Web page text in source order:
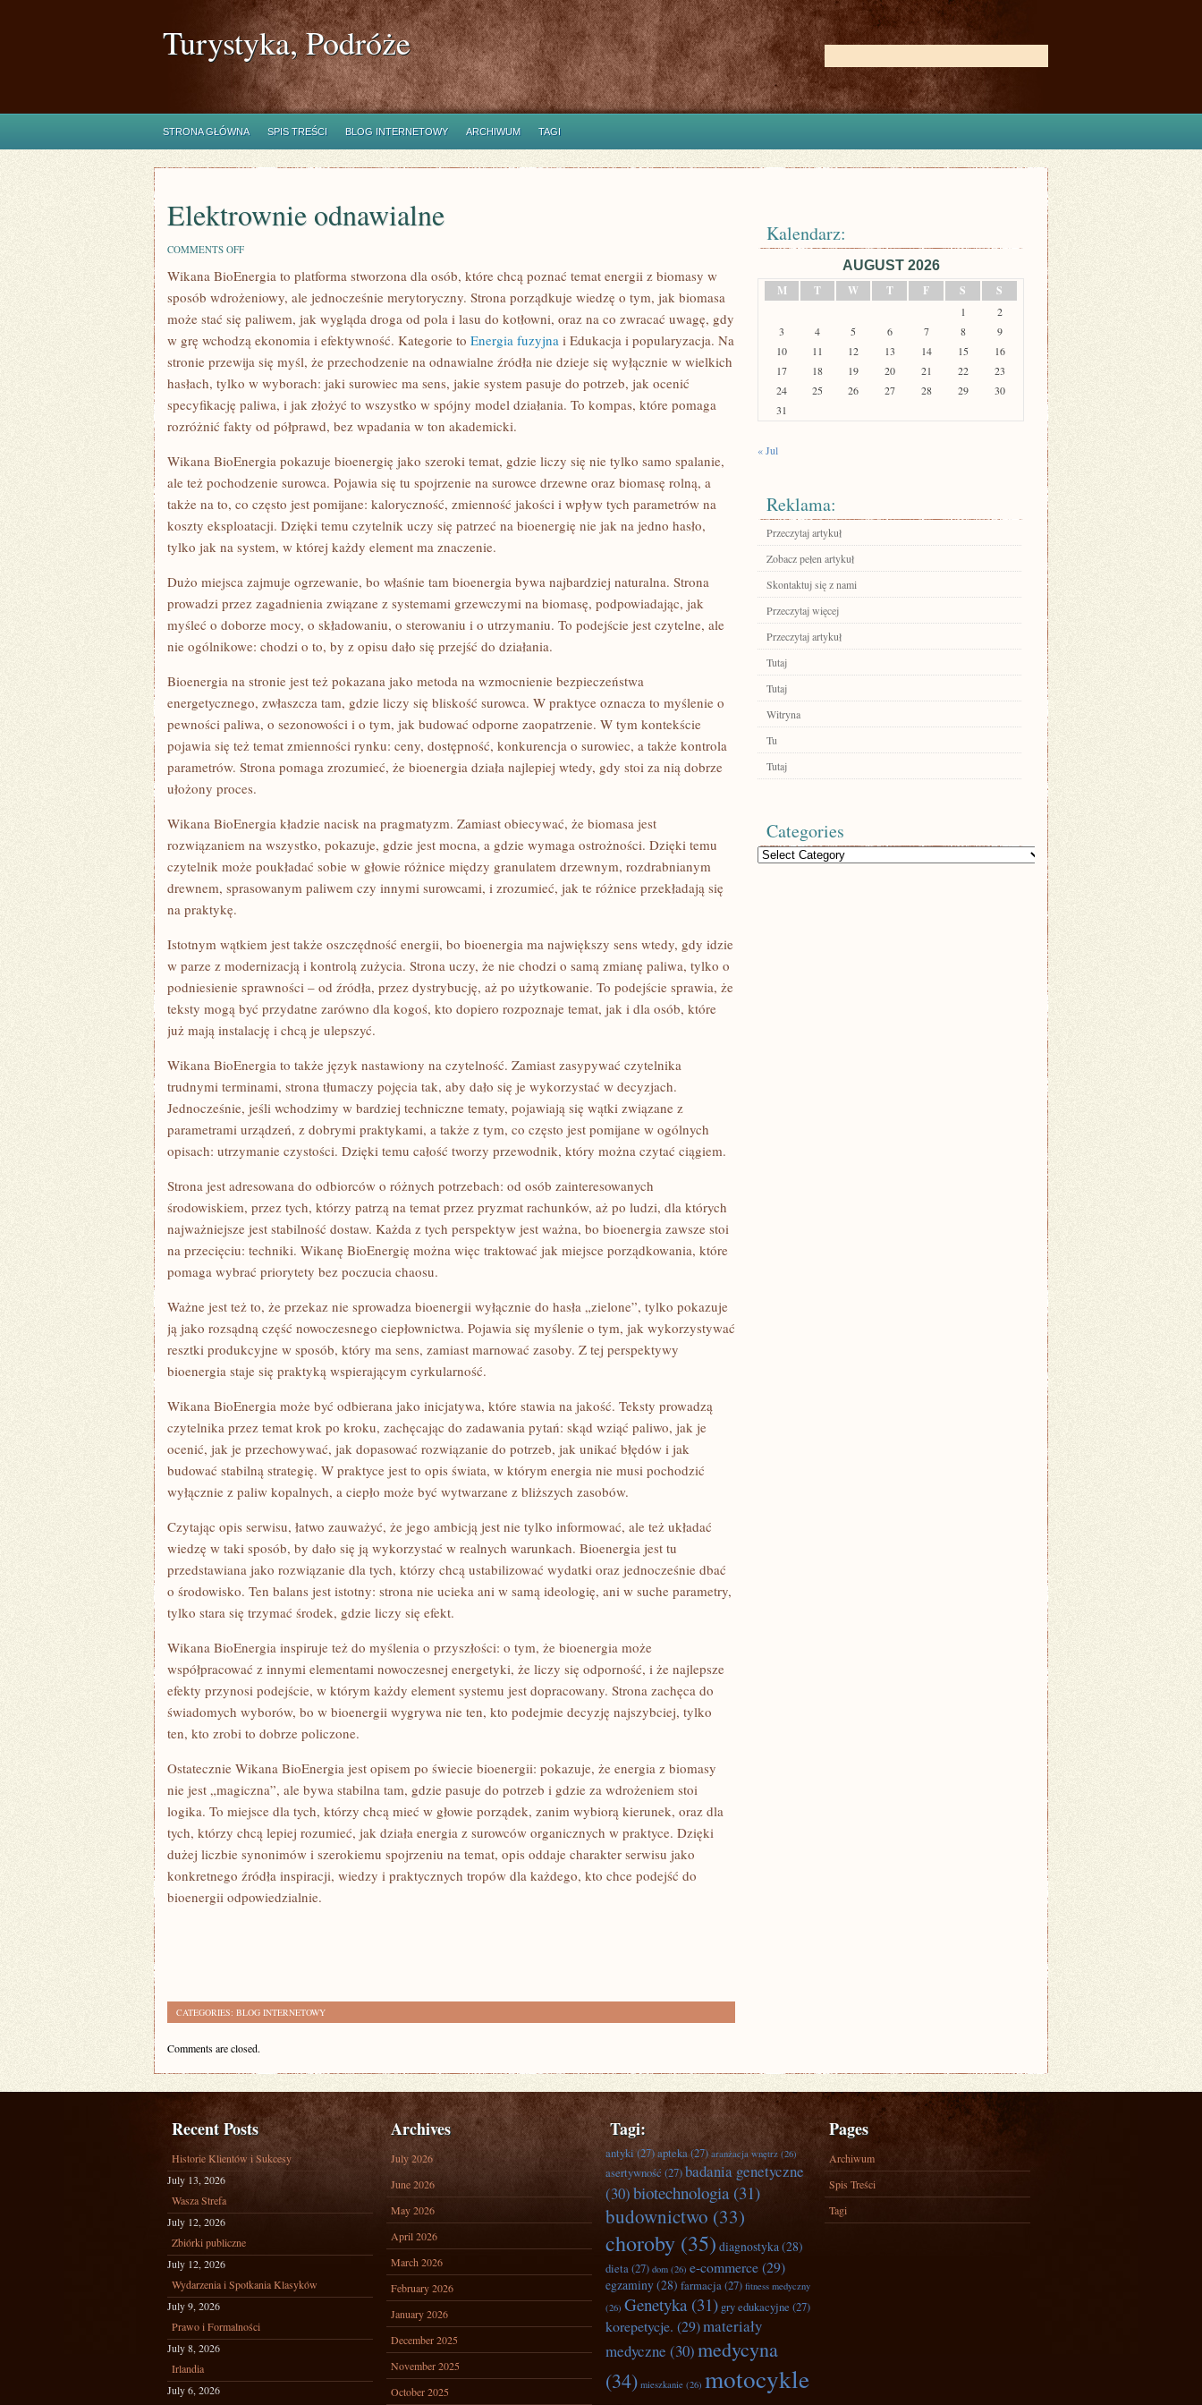
Turystyka, Podróże
STRONA GŁÓWNA SPIS TREŚCI BLOG INTERNETOWY ARCHIWUM TAGI
Elektrownie odnawialne
COMMENTS OFFON
ODNAWIALNE
Wikana BioEnergia to platforma stworzona dla osób, które chcą poznać temat energii z biomasy w
sposób wdrożeniowy, ale jednocześnie merytoryczny. Strona porządkuje wiedzę o tym, jak biomasa
może stać się paliwem, jak wygląda droga od pola i lasu do kotłowni, oraz na co zwracać uwagę, gdy
w grę wchodzą ekonomia i efektywność. Kategorie to Energia fuzyjna i Edukacja i popularyzacja. Na
stronie przewija się myśl, że przechodzenie na odnawialne źródła nie dzieje się wyłącznie w wielkich
hasłach, tylko w wyborach: jaki surowiec ma sens, jakie system pasuje do potrzeb, jak ocenić
specyfikację paliwa, i jak złożyć to wszystko w spójny model działania. To kompas, które pomaga
rozróżnić fakty od półprawd, bez wpadania w ton akademicki.
Wikana BioEnergia pokazuje bioenergię jako szeroki temat, gdzie liczy się nie tylko samo spalanie,
ale też pochodzenie surowca. Pojawia się tu spojrzenie na surowce drzewne oraz biomasę rolną, a
także na to, co często jest pomijane: kaloryczność, zmienność jakości i wpływ tych parametrów na
koszty eksploatacji. Dzięki temu czytelnik uczy się patrzeć na bioenergię nie jak na jedno hasło,
tylko jak na system, w której każdy element ma znaczenie.
Dużo miejsca zajmuje ogrzewanie, bo właśnie tam bioenergia bywa najbardziej naturalna. Strona
prowadzi przez zagadnienia związane z systemami grzewczymi na biomasę, podpowiadając, jak
myśleć o doborze mocy, o składowaniu, o sterowaniu i o utrzymaniu. To podejście jest czytelne, ale
nie ogólnikowe: chodzi o to, by z opisu dało się przejść do działania.
Bioenergia na stronie jest też pokazana jako metoda na wzmocnienie bezpieczeństwa
energetycznego, zwłaszcza tam, gdzie liczy się bliskość surowca. W praktyce oznacza to myślenie o
pewności paliwa, o sezonowości i o tym, jak budować odporne zaopatrzenie. W tym kontekście
pojawia się też temat zmienności rynku: ceny, dostępność, konkurencja o surowiec, a także kontrola
parametrów. Strona pomaga zrozumieć, że bioenergia działa najlepiej wtedy, gdy stoi za nią dobrze
ułożony proces.
Wikana BioEnergia kładzie nacisk na pragmatyzm. Zamiast obiecywać, że biomasa jest
rozwiązaniem na wszystko, pokazuje, gdzie jest mocna, a gdzie wymaga ostrożności. Dzięki temu
czytelnik może poukładać sobie w głowie różnice między granulatem drzewnym, rozdrabnianym
drewnem, sprasowanym paliwem czy innymi surowcami, i zrozumieć, jak te różnice przekładają się
na praktykę.
Istotnym wątkiem jest także oszczędność energii, bo bioenergia ma największy sens wtedy, gdy idzie
w parze z modernizacją i kontrolą zużycia. Strona uczy, że nie chodzi o samą zmianę paliwa, tylko o
podniesienie sprawności – od źródła, przez dystrybucję, aż po użytkowanie. To podejście sprawia, że
teksty mogą być przydatne zarówno dla kogoś, kto dopiero rozpoznaje temat, jak i dla osób, które
już mają instalację i chcą je ulepszyć.
Wikana BioEnergia to także język nastawiony na czytelność. Zamiast zasypywać czytelnika
trudnymi terminami, strona tłumaczy pojęcia tak, aby dało się je wykorzystać w decyzjach.
Jednocześnie, jeśli wchodzimy w bardziej techniczne tematy, pojawiają się wątki związane z
parametrami urządzeń, z dobrymi praktykami, a także z tym, co często jest pomijane w ogólnych
opisach: utrzymanie czystości. Dzięki temu całość tworzy przewodnik, który można czytać ciągiem.
Strona jest adresowana do odbiorców o różnych potrzebach: od osób zainteresowanych
środowiskiem, przez tych, którzy patrzą na temat przez pryzmat rachunków, aż po ludzi, dla których
najważniejsze jest stabilność dostaw. Każda z tych perspektyw jest ważna, bo bioenergia zawsze stoi
na przecięciu: techniki. Wikanę BioEnergię można więc traktować jak miejsce porządkowania, które
pomaga wybrać priorytety bez poczucia chaosu.
Ważne jest też to, że przekaz nie sprowadza bioenergii wyłącznie do hasła „zielone”, tylko pokazuje
ją jako rozsądną część nowoczesnego ciepłownictwa. Pojawia się myślenie o tym, jak wykorzystywać
resztki produkcyjne w sposób, który ma sens, zamiast marnować zasoby. Z tej perspektywy
bioenergia staje się praktyką wspierającym cyrkularność.
Wikana BioEnergia może być odbierana jako inicjatywa, które stawia na jakość. Teksty prowadzą
czytelnika przez temat krok po kroku, zachęcając do zadawania pytań: skąd wziąć paliwo, jak je
ocenić, jak je przechowywać, jak dopasować rozwiązanie do potrzeb, jak unikać błędów i jak
budować stabilną strategię. W praktyce jest to opis świata, w którym energia nie musi pochodzić
wyłącznie z paliw kopalnych, a ciepło może być wytwarzane z bliższych zasobów.
Czytając opis serwisu, łatwo zauważyć, że jego ambicją jest nie tylko informować, ale też układać
wiedzę w taki sposób, by dało się ją wykorzystać w realnych warunkach. Bioenergia jest tu
przedstawiana jako rozwiązanie dla tych, którzy chcą ustabilizować wydatki oraz jednocześnie dbać
o środowisko. Ten balans jest istotny: strona nie ucieka ani w samą ideologię, ani w suche parametry,
tylko stara się trzymać środek, gdzie liczy się efekt.
Wikana BioEnergia inspiruje też do myślenia o przyszłości: o tym, że bioenergia może
współpracować z innymi elementami nowoczesnej energetyki, że liczy się odporność, i że najlepsze
efekty przynosi podejście, w którym każdy element systemu jest dopracowany. Strona zachęca do
świadomych wyborów, bo w bioenergii wygrywa nie ten, kto podejmie decyzję najszybciej, tylko
ten, kto zrobi to dobrze policzone.
Ostatecznie Wikana BioEnergia jest opisem po świecie bioenergii: pokazuje, że energia z biomasy
nie jest „magiczna”, ale bywa stabilna tam, gdzie pasuje do potrzeb i gdzie za wdrożeniem stoi
logika. To miejsce dla tych, którzy chcą mieć w głowie porządek, zanim wybiorą kierunek, oraz dla
tych, którzy chcą lepiej rozumieć, jak działa energia z surowców organicznych w praktyce. Dzięki
dużej liczbie synonimów i szerokiemu spojrzeniu na temat, opis oddaje charakter serwisu jako
konkretnego źródła inspiracji, wiedzy i praktycznych tropów dla każdego, kto chce podejść do
bioenergii odpowiedzialnie.
CATEGORIES: BLOG INTERNETOWY
Comments are closed.
Kalendarz:
AUGUST 2026
M
T W T F S S
1
2
3
4 5 6 7 8
9
10
11 12 13 14 15
16
17
18 19 20 21 22
23
24
25 26 27 28 29
30
31
« Jul
Reklama:
Przeczytaj artykuł
Zobacz pełen artykuł
Skontaktuj się z nami
Przeczytaj więcej
Przeczytaj artykuł
Tutaj
Tutaj
Witryna
Tu
Tutaj
Categories
Categories
Recent Posts
Historie Klientów i Sukcesy
July 13, 2026
Wasza Strefa
July 12, 2026
Zbiórki publiczne
July 12, 2026
Wydarzenia i Spotkania Klasyków
July 9, 2026
Prawo i Formalności
July 8, 2026
Irlandia
July 6, 2026
Archives
July 2026
June 2026
May 2026
April 2026
March 2026
February 2026
January 2026
December 2025
November 2025
October 2025
Tagi:
antyki(27)apteka(27) aranżacja wnętrz (26)
asertywność (27)badania genetyczne
(30)biotechnologia(31)
budownictwo (33)
choroby (35) diagnostyka(28)
dieta(27) dom (26) e-commerce(29)
egzaminy(28) farmacja(27) fitness medyczny
(26) Genetyka(31) gry edukacyjne (27)
korepetycje. (29)materiały
medyczne (30)medycyna
(34) mieszkanie (26) motocykle
Pages
Archiwum
Spis Treści
Tagi